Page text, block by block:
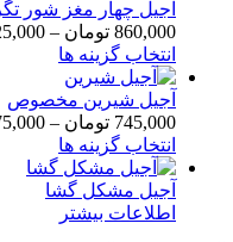
آجیل چهار مغز شور
860,000 تومان –
انتخاب گزینه ها
آجیل شیرین مخصوص
745,000 تومان –
انتخاب گزینه ها
آجیل مشکل گشا
اطلاعات بیشتر